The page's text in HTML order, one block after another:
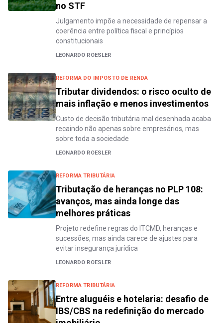
no STF
Julgamento impõe a necessidade de repensar a
coerência entre política fiscal e princípios
constitucionais
LEONARDO ROESLER
REFORMA DO IMPOSTO DE RENDA
Tributar dividendos: o risco oculto de
mais inflação e menos investimentos
Custo de decisão tributária mal desenhada acaba
recaindo não apenas sobre empresários, mas
sobre toda a sociedade
LEONARDO ROESLER
REFORMA TRIBUTÁRIA
Tributação de heranças no PLP 108:
avanços, mas ainda longe das
melhores práticas
Projeto redefine regras do ITCMD, heranças e
sucessões, mas ainda carece de ajustes para
evitar insegurança jurídica
LEONARDO ROESLER
REFORMA TRIBUTÁRIA
Entre aluguéis e hotelaria: desafio de
IBS/CBS na redefinição do mercado